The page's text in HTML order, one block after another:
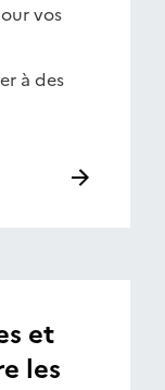
vos
à des
et
les